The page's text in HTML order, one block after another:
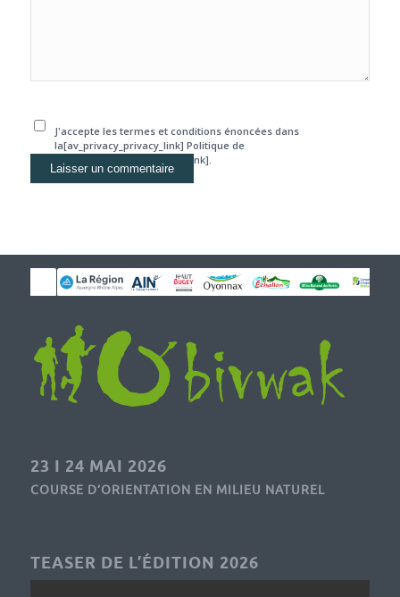
J'accepte les termes et conditions énoncées dans
la[av_privacy_privacy_link] Politique de
confidentialité[/av_privacy_link].
23 I 24 MAI 2026
COURSE D’ORIENTATION EN MILIEU NATUREL
TEASER DE L’ÉDITION 2026